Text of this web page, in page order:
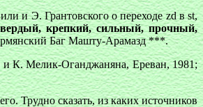
и Э. Грантовского о переходе zd в st,
крепкий, сильный, прочный,
Баг Машту-Арамазд ***.
К. Мелик-Оганджаняна, Ереван, 1981;
Трудно сказать, из каких источников